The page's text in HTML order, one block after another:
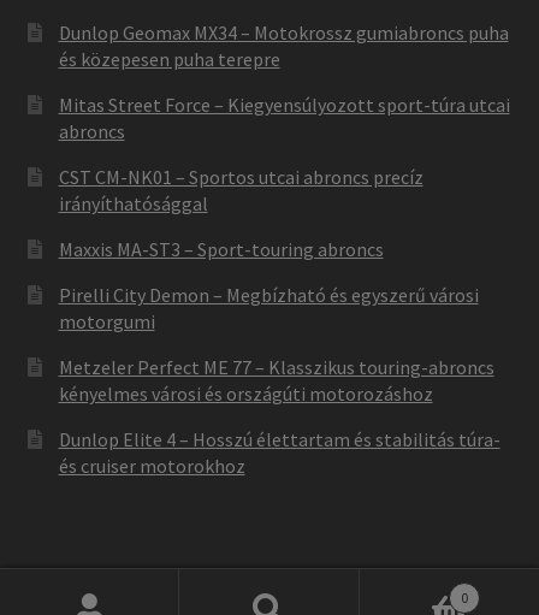
Dunlop Geomax MX34 – Motokrossz gumiabroncs puha
és közepesen puha terepre
Mitas Street Force – Kiegyensúlyozott sport-túra utcai
abroncs
CST CM-NK01 – Sportos utcai abroncs precíz
irányíthatósággal
Maxxis MA-ST3 – Sport-touring abroncs
Pirelli City Demon – Megbízható és egyszerű városi
motorgumi
Metzeler Perfect ME 77 – Klasszikus touring-abroncs
kényelmes városi és országúti motorozáshoz
Dunlop Elite 4 – Hosszú élettartam és stabilitás túra-
és cruiser motorokhoz
0